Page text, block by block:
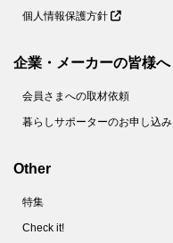
個人情報保護方針
企業・メーカーの皆様へ
会員さまへの取材依頼
暮らしサポーターのお申し込み
Other
特集
Check it!